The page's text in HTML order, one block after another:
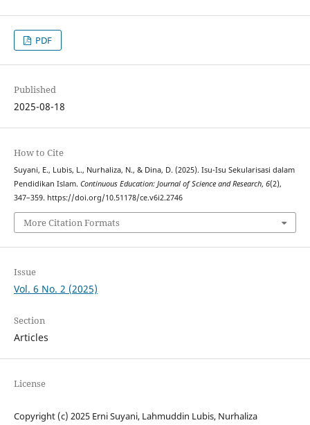
PDF
Published
2025-08-18
How to Cite
Suyani, E., Lubis, L., Nurhaliza, N., & Dina, D. (2025). Isu-Isu Sekularisasi dalam
Pendidikan Islam. Continuous Education: Journal of Science and Research, 6(2),
347–359. https://doi.org/10.51178/ce.v6i2.2746
More Citation Formats
Issue
Vol. 6 No. 2 (2025)
Section
Articles
License
Copyright (c) 2025 Erni Suyani, Lahmuddin Lubis, Nurhaliza